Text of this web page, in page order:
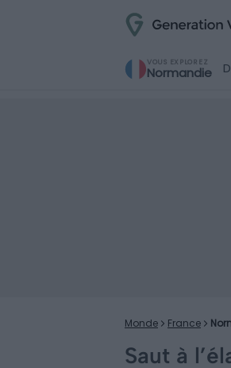
VOUS EXPLOREZ
Normandie
Monde France
Saut à